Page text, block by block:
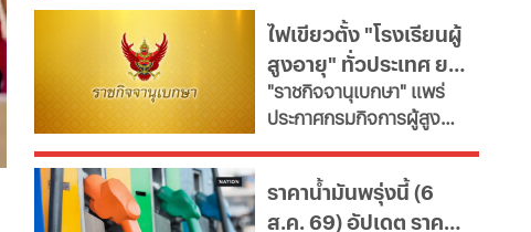
ไฟเขียวตั้ง "โรงเรียนผู้
สูงอายุ" ทั่วประเทศ ยก
ระดับคุณภาพชีวิต เช็ก
เงื่อนไข
"ราชกิจจานุเบกษา" แพร่
ประกาศกรมกิจการผู้สูง
"โรงเรียนผู้สูงอายุ" มุ่งขับ
เคลื่อนสังคมสูงวัยอย่างมี
คุณค่า หนุนพัฒนา
ราคาน้ำมันพรุ่งนี้ (6
ส.ค. 69) อัปเดต ราคา